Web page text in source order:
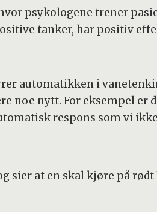
psykologene trener
tanker, har positiv
automatikken i
noe nytt. For eksempel er
respons som vi
sier at en skal kjøre på